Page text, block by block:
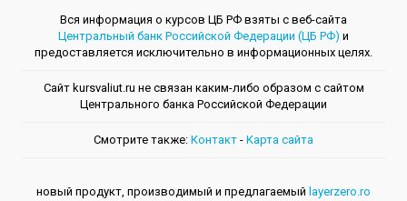
Вся информация о курсов ЦБ РФ взяты с веб-сайта
Центральный банк Российской Федерации (ЦБ РФ) и
предоставляется исключительно в информационных целях.
Сайт kursvaliut.ru не связан каким-либо образом с сайтом
Центрального банкa Российской Федерации
Смотрите также: Контакт - Kарта сайта
новый продукт, производимый и предлагаемый layerzero.ro